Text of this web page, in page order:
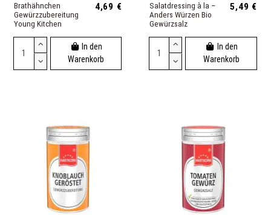
Brathähnchen
Gewürzzubereitung
Young Kitchen
4,69 €
In den
Warenkorb
Salatdressing à la –
Anders Würzen Bio
Gewürzsalz
5,49 €
In den
Warenkorb